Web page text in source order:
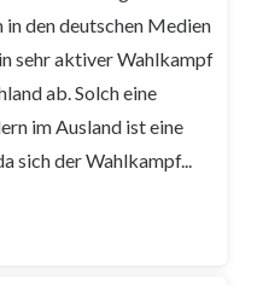
den deutschen Medien
sehr aktiver Wahlkampf
ab. Solch eine
im Ausland ist eine
sich der Wahlkampf...